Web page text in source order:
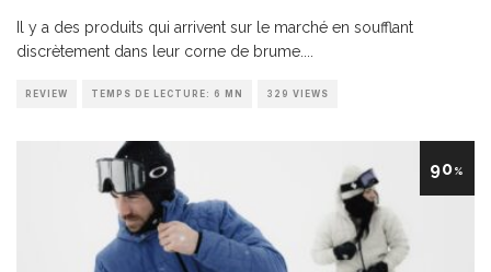
Il y a des produits qui arrivent sur le marché en soufflant
discrètement dans leur corne de brume.
REVIEW TEMPS DE LECTURE: 6 MN 329 VIEWS
90%